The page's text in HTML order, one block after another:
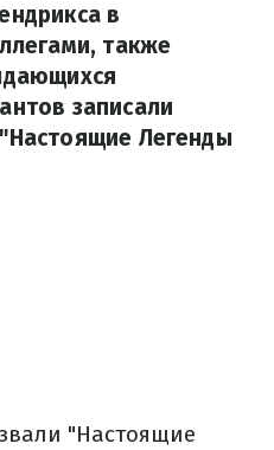
в
также
записали
Легенды
"Настоящие